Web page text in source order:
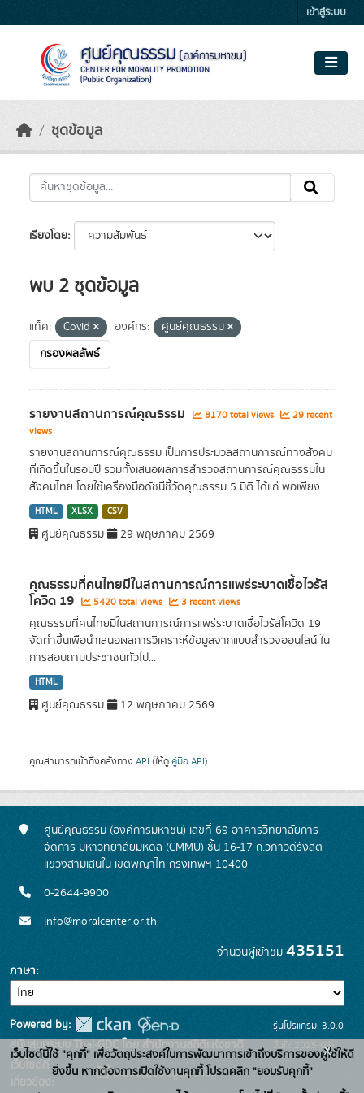
เข้าสู่ระบบ
ชุดข้อมูล
เรียงโดย
พบ 2 ชุดข้อมูล
แท็ค: Covid องค์กร:
ศูนย์คุณธรรม
กรองผลลัพธ์
รายงานสถานการณ์คุณธรรม 8170 total views
29 recent
views
รายงานสถานการณ์คุณธรรม เป็นการประมวลสถานการณ์ทางสังคม
ที่เกิดขึ้นในรอบปี รวมทั้งเสนอผลการสำรวจสถานการณ์คุณธรรมใน
สังคมไทย โดยใช้เครื่องมือดัชนีชี้วัดคุณธรรม 5 มิติ ได้แก่ พอเพียง...
HTML XLSX CSV
ศูนย์คุณธรรม 29 พฤษภาคม 2569
คุณธรรมที่คนไทยมีในสถานการณ์การแพร่ระบาดเชื้อไวรัส
โควิด 19 5420 total views 3 recent views
คุณธรรมที่คนไทยมีในสถานการณ์การแพร่ระบาดเชื้อไวรัสโควิด 19
จัดทำขึ้นเพื่อนำเสนอผลการวิเคราะห์ข้อมูลจากแบบสำรวจออนไลน์ ใน
การสอบถามประชาชนทั่วไป...
HTML
ศูนย์คุณธรรม 12 พฤษภาคม 2569
คุณสามารถเข้าถึงคลังทาง API (ให้ดู คู่มือ API).
ศูนย์คุณธรรม (องค์การมหาชน) เลขที่ 69 อาคารวิทยาลัยการ
จัดการ มหาวิทยาลัยมหิดล (CMMU) ชั้น 16-17 ถ.วิภาวดีรังสิต
แขวงสามเสนใน เขตพญาไท กรุงเทพฯ 10400
0-2644-9900
info@moralcenter.or.th
จำนวนผู้เข้าชม 435151
ภาษา
Powered by:
สนับสนุนระบบ Thai-GDC โดย สำนักงานสถิติแห่งชาติ
เว็บไซต์ที่
เกี่ยวข้อง:
ระบบบัญชีข้อมูลภาครัฐ
รุ่นโปรแกรม: 3.0.0
วันที่: 2025-06-
26
เว็บไซต์นี้ใช้ "คุกกี้" เพื่อวัตถุประสงค์ในการพัฒนาการเข้าถึงบริการของผู้ใช้ให้ดี
ยิ่งขึ้น หากต้องการเปิดใช้งานคุกกี้ โปรดคลิก "ยอมรับคุกกี้"
x